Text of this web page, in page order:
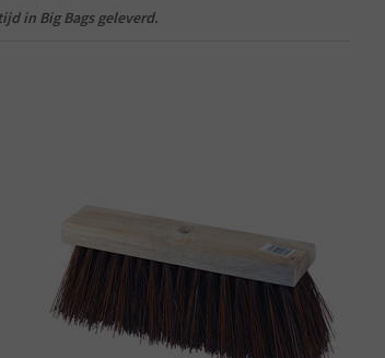
in Big Bags geleverd.